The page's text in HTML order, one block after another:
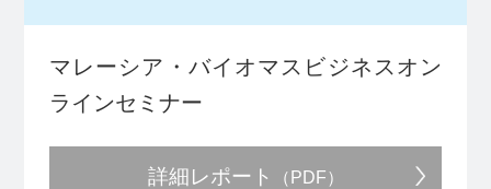
マレーシア・バイオマスビジネスオン
ラインセミナー
詳細レポート （PDF）